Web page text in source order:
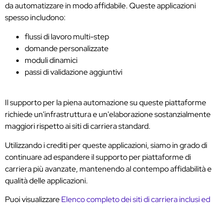
da automatizzare in modo affidabile. Queste applicazioni
spesso includono:
flussi di lavoro multi-step
domande personalizzate
moduli dinamici
passi di validazione aggiuntivi
Il supporto per la piena automazione su queste piattaforme
richiede un'infrastruttura e un'elaborazione sostanzialmente
maggiori rispetto ai siti di carriera standard.
Utilizzando i crediti per queste applicazioni, siamo in grado di
continuare ad espandere il supporto per piattaforme di
carriera più avanzate, mantenendo al contempo affidabilità e
qualità delle applicazioni.
Puoi visualizzareElenco completo dei siti di carriera inclusi ed